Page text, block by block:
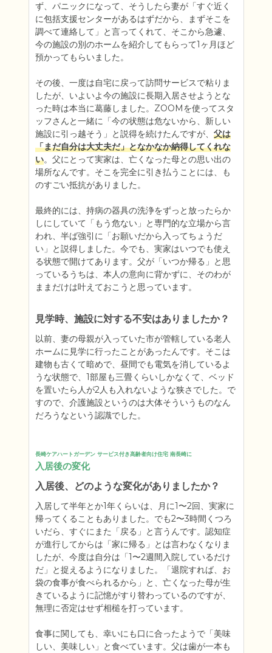
ず、パニックになって、そうしたら妻が「すぐ近く
に包括支援センターがあるはずだから、まずそこを
調べて連絡して」と言ってくれて、そこから急遽、
今の施設の別のホームを紹介してもらって1ヶ月ほど
預かってもらいました。
その後、一度は自宅に戻って訪問サービスで粘りま
したが、いよいよ今の施設に長期入居させようとな
った時は本当に葛藤しました。ZOOMを使ってスタ
ッフさんと一緒に「今の状態は危ないから、新しい
施設に引っ越そう」と説得を続けたんですが、 父は
「まだ自分は大丈夫だ」となかなか納得してくれな
い。父にとって実家は、亡くなった母との思い出の
場所なんです。そこを完全に引き払うことには、も
のすごい抵抗がありました。
最終的には、持病の器具の洗浄をずっと放ったらか
しにしていて「もう危ない」と専門的な立場から言
われ、半ば強引に「お願いだから入ってちょうだ
い」と説得しました。今でも、実家はいつでも使え
る状態で開けてあります。父が「いつか帰る」と思
っているうちは、本人の意向に背かずに、そのわが
ままだけは叶えておこうと思っています。
見学時、施設に対する不安はありましたか？
以前、妻の母親が入っていた市が管轄している老人
ホームに見学に行ったことがあったんです。そこは
建物も古くて暗めで、昼間でも電気を消しているよ
うな状態で、1部屋も三畳くらいしかなくて、ベッド
を置いたら人が2人も入れないような狭さでした。で
すので、介護施設というのは大体そういうものなん
だろうなという認識でした。
長崎ケアハートガーデン サービス付き高齢者向け住宅 南長崎に
入居後の変化
入居後、どのような変化がありましたか？
入居して半年とか1年くらいは、月に1〜2回、実家に
帰ってくることもありました。でも2〜3時間くつろ
いだら、すぐにまた「戻る」と言うんです。認知症
が進行してからは「家に帰る」とは言わなくなりま
したが、今度は自分は「1〜2週間入院しているだけ
だ」と捉えるようになりました。「退院すれば、お
袋の食事が食べられるから」と、亡くなった母が生
きているように記憶がすり替わっているのですが、
無理に否定はせず相槌を打っています。
食事に関しても、幸いにも口に合ったようで「美味
しい、美味しい」と食べています。父は歯が一本も